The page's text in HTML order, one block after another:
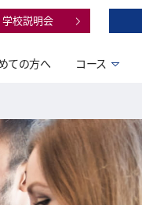
学校説明会
ての方へ コース